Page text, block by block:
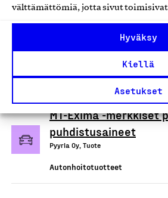
välttämättömiä, jotta sivut
Hyväksy
Kiellä
Asetukset
Autonhoitotuotteet
Fure® -
Autonhoitotuotteet
MT-Exima -merkkiset
puhdistusaineet
Pyyrla Oy, Tuote
Autonhoitotuotteet